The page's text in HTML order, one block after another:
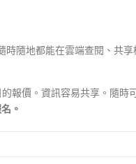
隨地都能在雲端查閱、共
報價。資訊容易共享。隨時
。